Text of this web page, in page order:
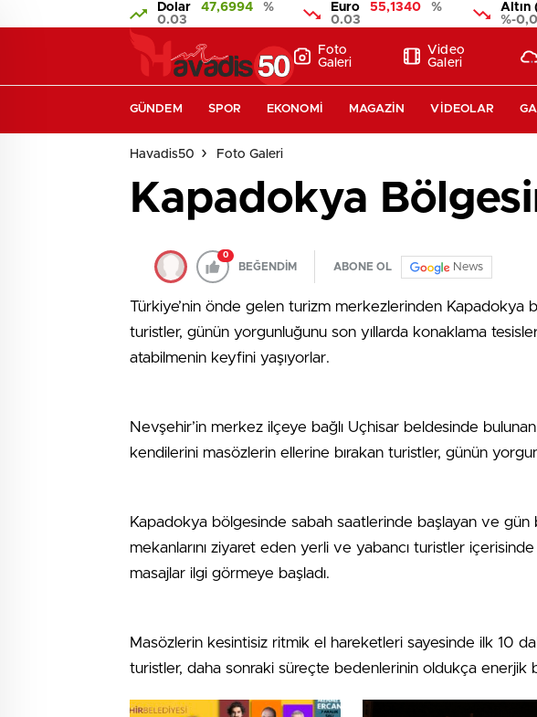
Dolar 47,6994
%
0.03
Euro 55,1340
%
0.03
Altın
%-
Foto
Galeri
Video
Galeri
GÜNDEM SPOR EKONOMI MAGAZIN VIDEOLAR
Havadis50 Foto Galeri
Kapadokya
0
BEĞENDİM ABONE OL News
Türkiye’nin önde gelen turizm merkezlerinden Kapadokya
turistler, günün yorgunluğunu son yıllarda konaklama
atabilmenin keyfini yaşıyorlar.
Nevşehir’in merkez ilçeye bağlı Uçhisar beldesinde
kendilerini masözlerin ellerine bırakan turistler, günün
Kapadokya bölgesinde sabah saatlerinde başlayan ve
mekanlarını ziyaret eden yerli ve yabancı turistler
masajlar ilgi görmeye başladı.
Masözlerin kesintisiz ritmik el hareketleri sayesinde ilk 10
turistler, daha sonraki süreçte bedenlerinin oldukça enerjik